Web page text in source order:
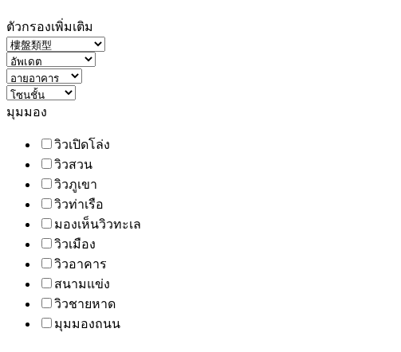
ตัวกรองเพิ่มเติม
มุมมอง
วิวเปิดโล่ง
วิวสวน
วิวภูเขา
วิวท่าเรือ
มองเห็นวิวทะเล
วิวเมือง
วิวอาคาร
สนามแข่ง
วิวชายหาด
มุมมองถนน